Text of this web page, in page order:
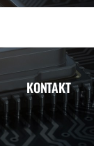
KONTAKT